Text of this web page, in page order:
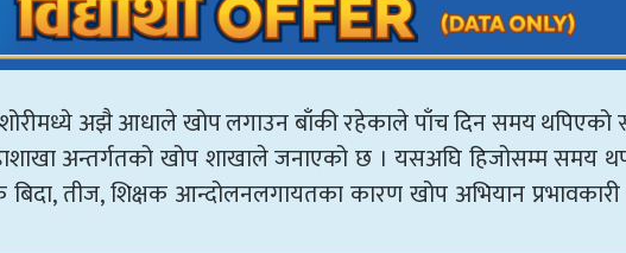
अझै आधाले खोप लगाउन बाँकी रहेकाले पाँच दिन समय थपिएको
अन्तर्गतको खोप शाखाले जनाएको छ । यसअघि हिजोसम्म समय
बिदा, तीज, शिक्षक आन्दोलनलगायतका कारण खोप अभियान